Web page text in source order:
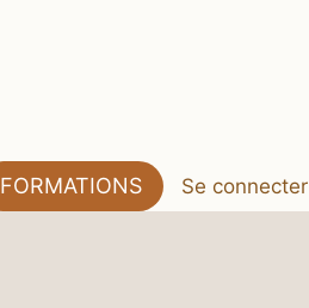
FORMATIONS Se connecter